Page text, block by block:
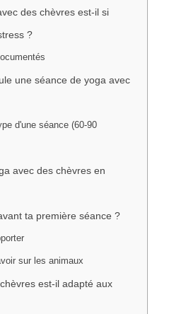
des chèvres est-il si
?
une séance de yoga avec
d'une séance (60-90
avec des chèvres en
ta première séance ?
sur les animaux
est-il adapté aux